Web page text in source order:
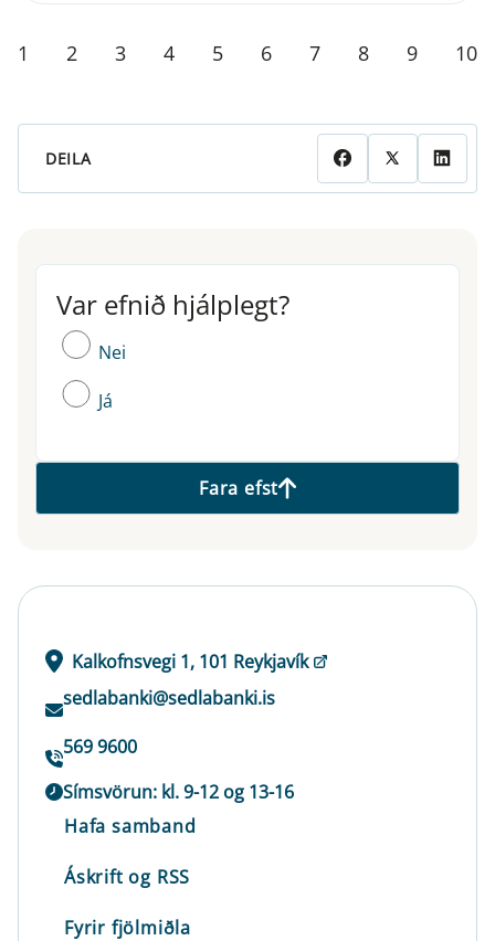
1 2 3 4 5 6 7 8 9 10
DEILA
Var efnið hjálplegt?
Var efnið hjálplegt?
Nei
Já
Fara efst
Kalkofnsvegi 1, 101 Reykjavík
sedlabanki@sedlabanki.is
569 9600
Símsvörun: kl. 9-12 og 13-16
Hafa samband
Áskrift og RSS
Fyrir fjölmiðla